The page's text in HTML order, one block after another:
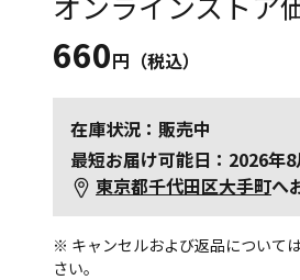
660円（税込）
在庫状況：販売中
最短お届け可能日：2026年
東京都千代田区大手町へ
※ キャンセルおよび返品について
さい。